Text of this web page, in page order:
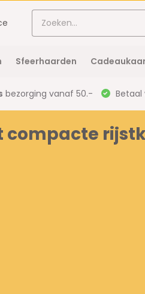
Sfeerhaarden
bezorging vanaf 50.-
compacte